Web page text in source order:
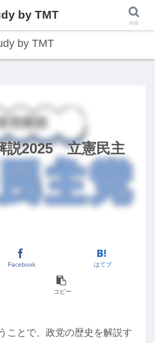
型学習サイト
by TMT
説2025 立憲民主
Facebook はてブ
コピー
ことで、政党の歴史を解説す
by TMT
検索